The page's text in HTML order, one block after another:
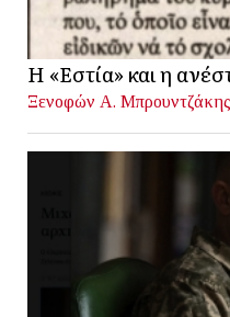
Η «Εστία» και η
Ξενοφών Α. Μπρουντζάκης